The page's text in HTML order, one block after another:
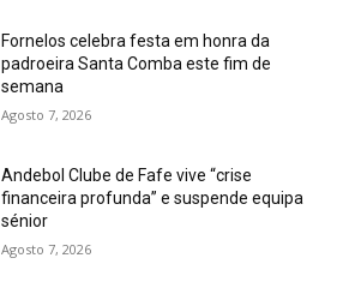
Fornelos celebra festa em honra da
padroeira Santa Comba este fim de
semana
Agosto 7, 2026
Andebol Clube de Fafe vive “crise
financeira profunda” e suspende equipa
sénior
Agosto 7, 2026